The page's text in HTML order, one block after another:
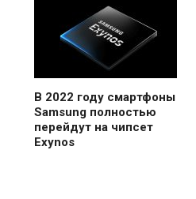
В 2022 году смартфоны
Samsung полностью
перейдут на чипсет
Exynos